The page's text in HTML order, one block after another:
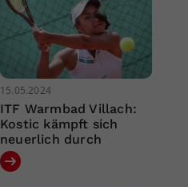
15.05.2024
ITF Warmbad Villach:
Kostic kämpft sich
neuerlich durch